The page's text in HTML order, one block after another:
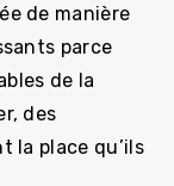
de manière
parce
de la
des
la place qu’ils